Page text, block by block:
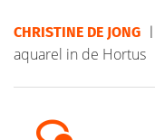
CHRISTINE DE JONG
aquarel in de Hortus